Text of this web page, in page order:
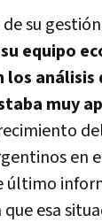
su
equipo
los análisis
muy
en
último
esa